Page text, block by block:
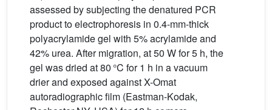
assessed by subjecting the denatured PCR
product to electrophoresis in 0.4-mm-thick
polyacrylamide gel with 5% acrylamide and
42% urea. After migration, at 50 W for 5 h, the
gel was dried at 80 °C for 1 h in a vacuum
drier and exposed against X-Omat
autoradiographic film (Eastman-Kodak,